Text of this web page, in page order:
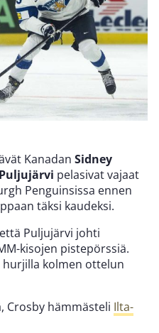
Kanadan Sidney
Puljujärvi pelasivat vajaat
Penguinsissa ennen
täksi kaudeksi.
Puljujärvi johti
kisojen pistepörssiä.
kolmen ottelun
Crosby hämmästeli Ilta-